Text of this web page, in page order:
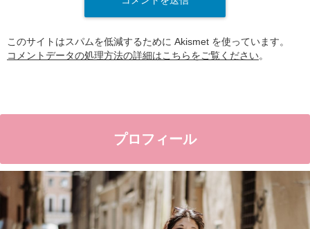
このサイトはスパムを低減するために Akismet を使っています。
コメントデータの処理方法の詳細はこちらをご覧ください。
プロフィール